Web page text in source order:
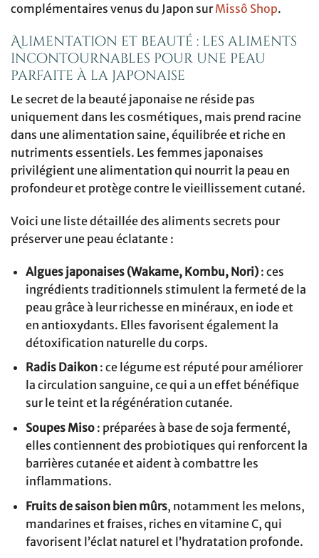
complémentaires venus du Japon surMissô Shop.
Alimentation et beauté : les aliments
incontournables pour une peau
parfaite à la japonaise
Le secret de la beauté japonaise ne réside pas
uniquement dans les cosmétiques, mais prend racine
dans une alimentation saine, équilibrée et riche en
nutriments essentiels. Les femmes japonaises
privilégient une alimentation qui nourrit la peau en
profondeur et protège contre le vieillissement cutané.
Voici une liste détaillée des aliments secrets pour
préserver une peau éclatante :
Algues japonaises (Wakame, Kombu, Nori): ces
ingrédients traditionnels stimulent la fermeté de la
peau grâce à leur richesse en minéraux, en iode et
en antioxydants. Elles favorisent également la
détoxification naturelle du corps.
Radis Daikon: ce légume est réputé pour améliorer
la circulation sanguine, ce qui a un effet bénéfique
sur le teint et la régénération cutanée.
Soupes Miso: préparées à base de soja fermenté,
elles contiennent des probiotiques qui renforcent la
barrières cutanée et aident à combattre les
inflammations.
Fruits de saison bien mûrs, notamment les melons,
mandarines et fraises, riches en vitamine C, qui
favorisent l’éclat naturel et l’hydratation profonde.